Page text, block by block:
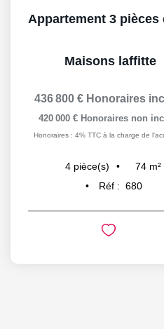
Maisons laffitte
436 800 € Honoraires
420 000 € Honoraires non
Honoraires : 4% TTC à la charge de
4 pièce(s) 74 m²
Réf : 680